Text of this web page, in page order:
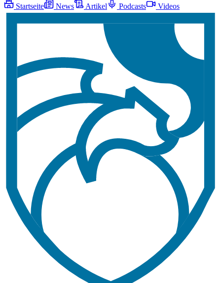
Startseite
News Artikel Podcasts Videos